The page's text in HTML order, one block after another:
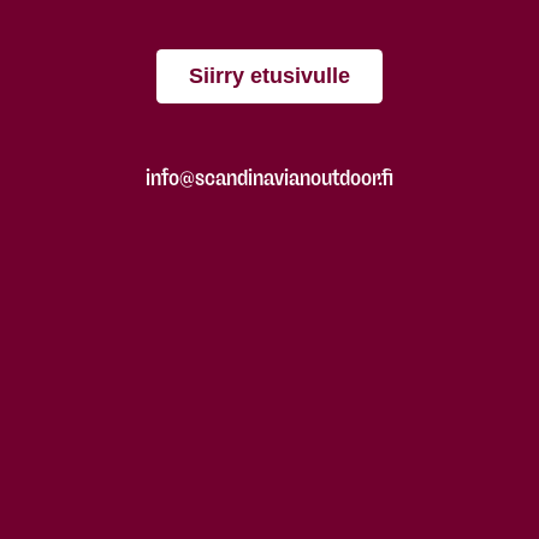
Siirry etusivulle
info@scandinavianoutdoor.fi